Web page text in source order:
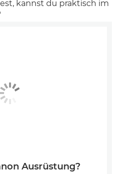
kannst du praktisch im
Ausrüstung?